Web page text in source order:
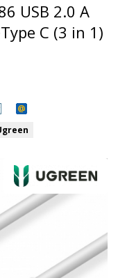
USB 2.0 A
C (3 in 1)